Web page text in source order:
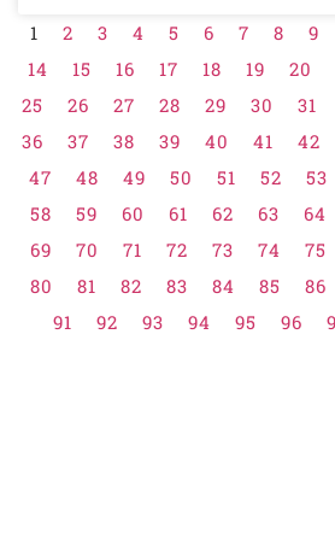
1 2 3 4 5 6 7 8 9
14
15 16 17 18 19 20
25
26 27 28 29 30 31
36
37 38 39 40 41 42
47
48 49 50 51 52 53
58
59 60 61 62 63 64
69
70 71 72 73 74 75
80
81 82 83 84 85 86
91
92 93 94 95 96